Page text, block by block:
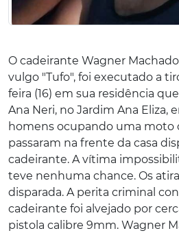
O cadeirante Wagner
vulgo "Tufo", foi executado a
feira (16) em sua residência
Ana Neri, no Jardim Ana Eliza,
homens ocupando uma moto
passaram na frente da casa
cadeirante. A vítima
teve nenhuma chance. Os
disparada. A perita criminal
cadeirante foi alvejado por
pistola calibre 9mm. Wagner